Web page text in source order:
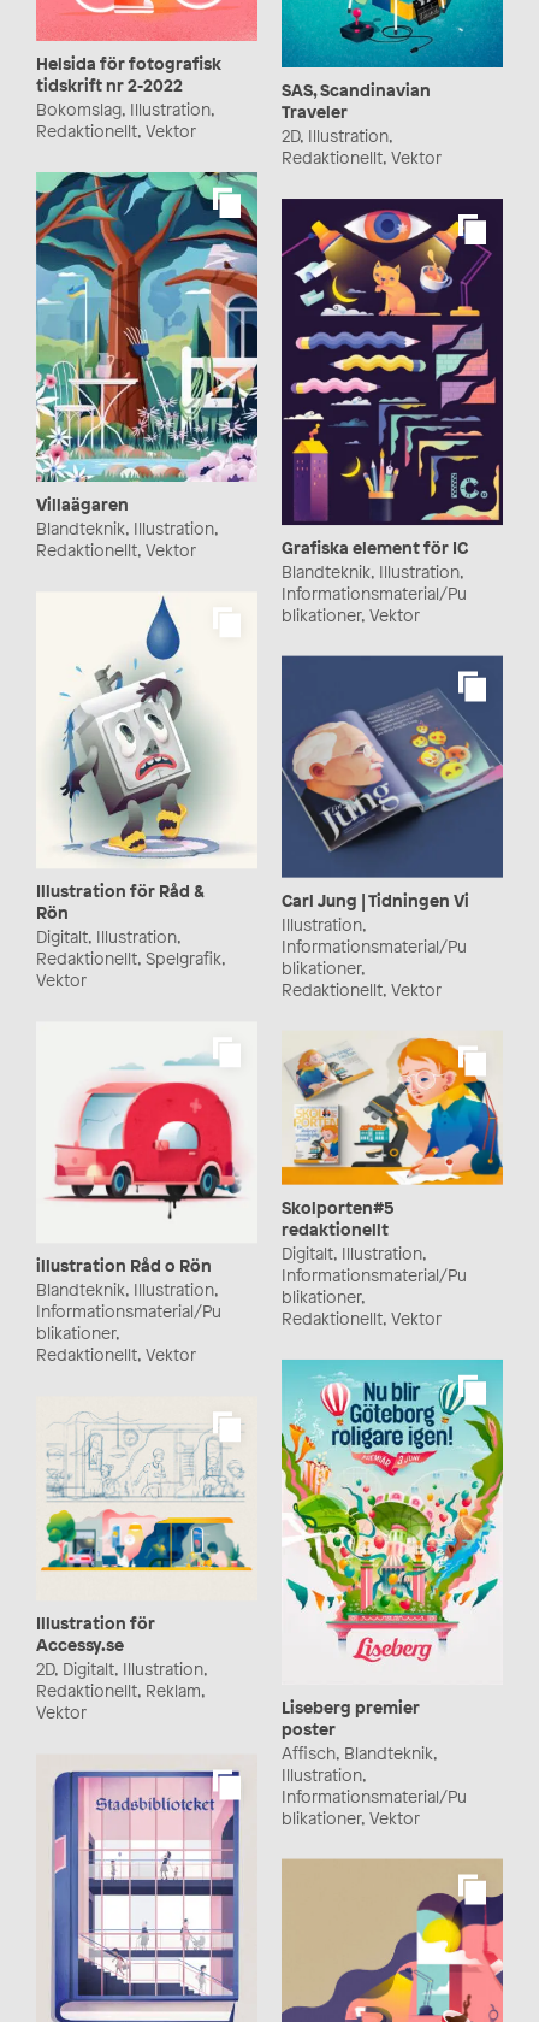
Helsida för fotografisk
tidskrift nr 2-2022
Bokomslag, Illustration,
Redaktionellt, Vektor
SAS, Scandinavian
Traveler
2D, Illustration,
Redaktionellt, Vektor
Villaägaren
Blandteknik, Illustration,
Redaktionellt, Vektor
Grafiska element för IC
Blandteknik, Illustration,
Informationsmaterial/Pu
blikationer, Vektor
Illustration för Råd &
Rön
Digitalt, Illustration,
Redaktionellt, Spelgrafik,
Vektor
Carl Jung | Tidningen Vi
Illustration,
Informationsmaterial/Pu
blikationer,
Redaktionellt, Vektor
illustration Råd o Rön
Blandteknik, Illustration,
Informationsmaterial/Pu
blikationer,
Redaktionellt, Vektor
Skolporten#5
redaktionellt
Digitalt, Illustration,
Informationsmaterial/Pu
blikationer,
Redaktionellt, Vektor
Liseberg premier
poster
Affisch, Blandteknik,
Illustration,
Informationsmaterial/Pu
blikationer, Vektor
Illustration för
Accessy.se
2D, Digitalt, Illustration,
Redaktionellt, Reklam,
Vektor